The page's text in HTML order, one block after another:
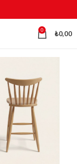
0 ₺0,00